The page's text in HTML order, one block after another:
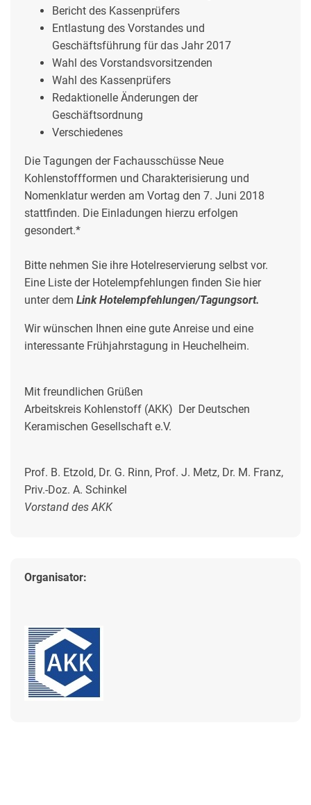
Bericht des Kassenprüfers
Entlastung des Vorstandes und
Geschäftsführung für das Jahr 2017
Wahl des Vorstandsvorsitzenden
Wahl des Kassenprüfers
Redaktionelle Änderungen der
Geschäftsordnung
Verschiedenes
Die Tagungen der Fachausschüsse Neue
Kohlenstoffformen und Charakterisierung und
Nomenklatur werden am Vortag den 7. Juni 2018
stattfinden. Die Einladungen hierzu erfolgen
gesondert.*
Bitte nehmen Sie ihre Hotelreservierung selbst vor.
Eine Liste der Hotelempfehlungen finden Sie hier
unter dem Link Hotelempfehlungen/Tagungsort.
Wir wünschen Ihnen eine gute Anreise und eine
interessante Frühjahrstagung in Heuchelheim.
Mit freundlichen Grüßen
Arbeitskreis Kohlenstoff (AKK) Der Deutschen
Keramischen Gesellschaft e.V.
Prof. B. Etzold, Dr. G. Rinn, Prof. J. Metz, Dr. M. Franz,
Priv.-Doz. A. Schinkel
Vorstand des AKK
Organisator: